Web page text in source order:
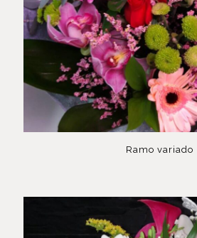
Ramo variado